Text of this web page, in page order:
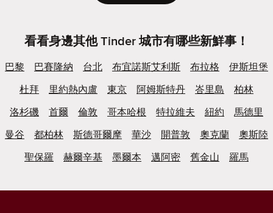
看看身邊其他 Tinder 城市有哪些新鮮事！
巴黎 巴賽隆納 台北 布宜諾斯艾利斯 布拉格
伊斯坦堡
杜拜
里約熱內盧 東京 阿姆斯特丹 峇里島
柏林
洛杉磯
首爾 倫敦 哥本哈根 特拉維夫 紐約
馬德里
曼谷
都柏林 斯德哥爾摩 華沙 開普敦 奧克蘭
奧斯陸
聖保羅
赫爾辛基 墨爾本 邁阿密 舊金山 羅馬